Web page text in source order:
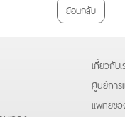
ย้อนกลับ
เกี่ยวกับ
ศูนย์กา
แพทย์ขอ